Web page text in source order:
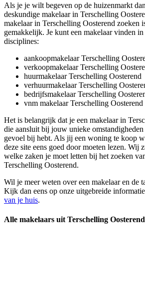
Als je je wilt begeven op de huizenmarkt
deskundige makelaar in Terschelling
makelaar in Terschelling Oosterend zoeken
gemakkelijk. Je kunt een makelaar vinden
disciplines:
aankoopmakelaar Terschelling
verkoopmakelaar Terschelling
huurmakelaar Terschelling Oosterend
verhuurmakelaar Terschelling
bedrijfsmakelaar Terschelling
vnm makelaar Terschelling Oosterend
Het is belangrijk dat je een makelaar in
die aansluit bij jouw unieke
gevoel bij hebt. Als jij een woning te koop
deze site eens goed door moeten lezen. Wij
welke zaken je moet letten bij het zoeken
Terschelling Oosterend.
Wil je meer weten over een makelaar en de
Kijk dan eens op onze uitgebreide
van je huis.
Alle makelaars uit Terschelling Oosterend